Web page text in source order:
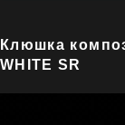
Клюшка
WHITE SR